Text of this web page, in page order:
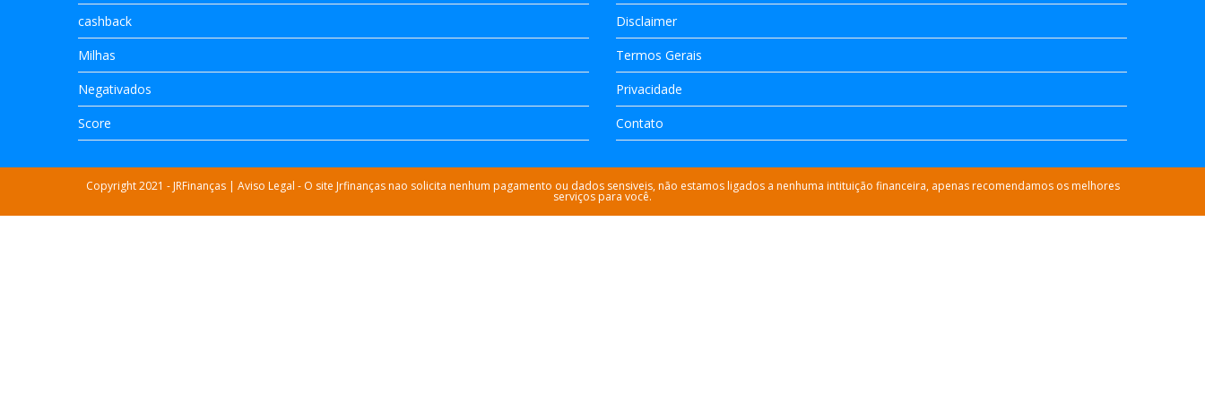
cashback
Milhas
Negativados
Score
Disclaimer
Termos Gerais
Privacidade
Contato
Copyright 2021 - JRFinanças | Aviso Legal - O site Jrfinanças nao solicita nenhum pagamento ou dados sensiveis, não estamos ligados a nenhuma intituição financeira, apenas recomendamos os melhores
serviços para você.